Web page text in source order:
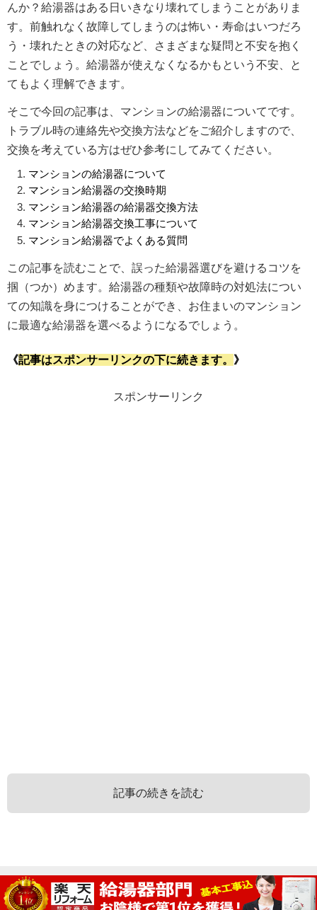
んか？給湯器はある日いきなり壊れてしまうことがありま
す。前触れなく故障してしまうのは怖い・寿命はいつだろ
う・壊れたときの対応など、さまざまな疑問と不安を抱く
ことでしょう。給湯器が使えなくなるかもという不安、と
てもよく理解できます。
そこで今回の記事は、マンションの給湯器についてです。
トラブル時の連絡先や交換方法などをご紹介しますので、
交換を考えている方はぜひ参考にしてみてください。
マンションの給湯器について
マンション給湯器の交換時期
マンション給湯器の給湯器交換方法
マンション給湯器交換工事について
マンション給湯器でよくある質問
この記事を読むことで、誤った給湯器選びを避けるコツを
掴（つか）めます。給湯器の種類や故障時の対処法につい
ての知識を身につけることができ、お住まいのマンション
に最適な給湯器を選べるようになるでしょう。
《記事はスポンサーリンクの下に続きます。 》
スポンサーリンク
記事の続きを読む
給湯器の種類は大きくわけて3つあります。壁掛け・据え置
マンション設備の不具合は、入居者の契約方式により交換
マンション給湯器交換を行う際によくある質問をご紹介し
Copyright © 2015-2026 快適入浴ライフ All rights reserved.